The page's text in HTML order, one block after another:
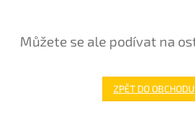
Můžete se ale podívat na
ZPĚT DO OBCHODU